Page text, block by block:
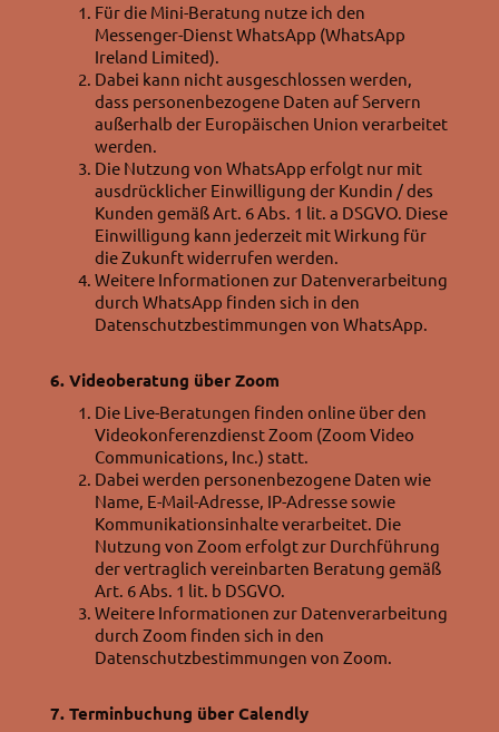
Für die Mini-Beratung nutze ich den
Messenger-Dienst WhatsApp (WhatsApp
Ireland Limited).
Dabei kann nicht ausgeschlossen werden,
dass personenbezogene Daten auf Servern
außerhalb der Europäischen Union verarbeitet
werden.
Die Nutzung von WhatsApp erfolgt nur mit
ausdrücklicher Einwilligung der Kundin / des
Kunden gemäß Art. 6 Abs. 1 lit. a DSGVO. Diese
Einwilligung kann jederzeit mit Wirkung für
die Zukunft widerrufen werden.
Weitere Informationen zur Datenverarbeitung
durch WhatsApp finden sich in den
Datenschutzbestimmungen von WhatsApp.
6. Videoberatung über Zoom
Die Live-Beratungen finden online über den
Videokonferenzdienst Zoom (Zoom Video
Communications, Inc.) statt.
Dabei werden personenbezogene Daten wie
Name, E-Mail-Adresse, IP-Adresse sowie
Kommunikationsinhalte verarbeitet. Die
Nutzung von Zoom erfolgt zur Durchführung
der vertraglich vereinbarten Beratung gemäß
Art. 6 Abs. 1 lit. b DSGVO.
Weitere Informationen zur Datenverarbeitung
durch Zoom finden sich in den
Datenschutzbestimmungen von Zoom.
7. Terminbuchung über Calendly